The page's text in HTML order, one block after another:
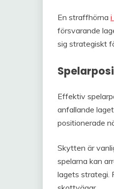
En straffhörna i
försvarande
sig strategiskt
Effektiv
anfallande
positionerade
Skytten är
spelarna kan
lagets strategi.